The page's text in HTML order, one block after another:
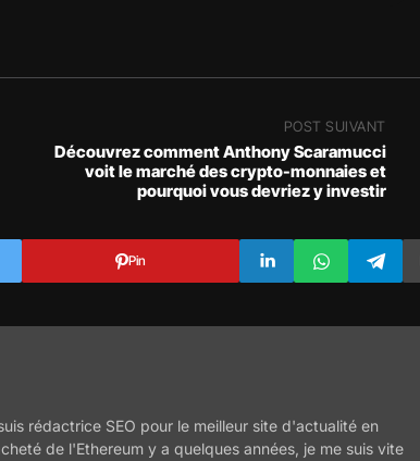
POST SUIVANT
Découvrez comment Anthony Scaramucci
voit le marché des crypto-monnaies et
pourquoi vous devriez y investir
Pin
rédactrice SEO pour le meilleur site d'actualité en
de l'Ethereum y a quelques années, je me suis vite